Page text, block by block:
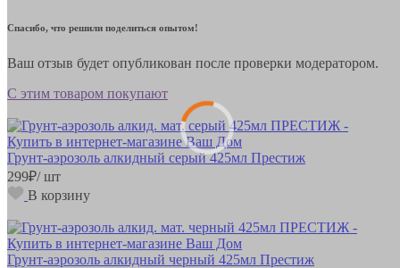
Спасибо, что решили поделиться опытом!
Ваш отзыв будет опубликован после проверки модератором.
С этим товаром покупают
Грунт-аэрозоль алкидный серый 425мл Престиж
299₽/ шт
В корзину
Грунт-аэрозоль алкидный черный 425мл Престиж